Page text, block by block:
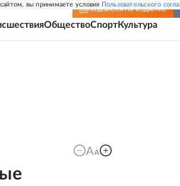
вы принимаете условия Пользовательского
ПОДПИСКА НА ИЗДАНИЕ
ОбществоСпортКультура